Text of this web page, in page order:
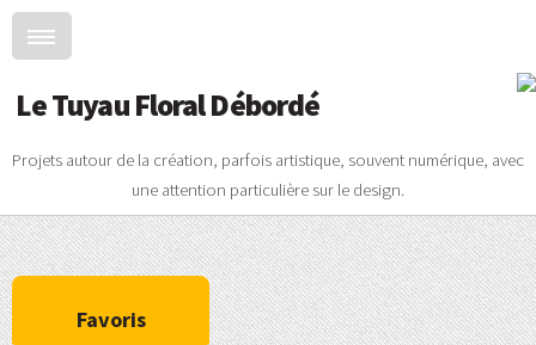
Le Tuyau Floral Débordé
Projets autour de la création, parfois artistique, souvent numérique, avec
une attention particulière sur le design.
Favoris